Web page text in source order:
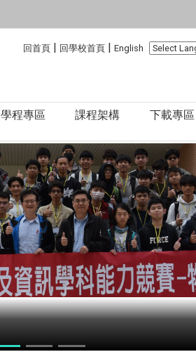
回首頁 | 回學校首頁 | English
學程專區 課程架構 下載專區